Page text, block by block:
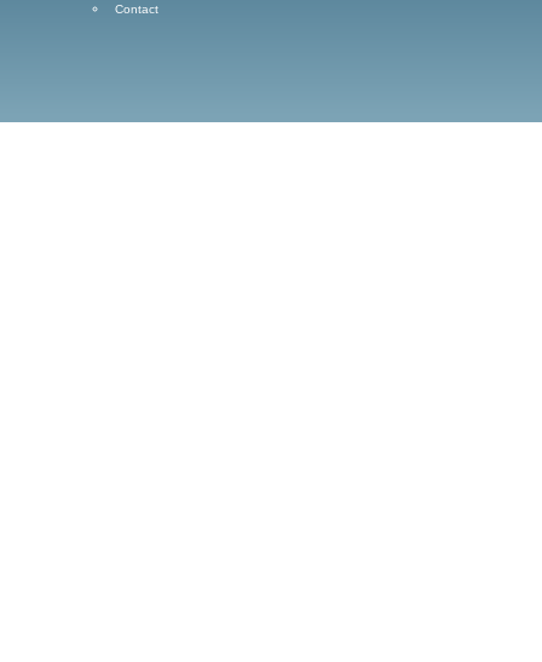
Contact